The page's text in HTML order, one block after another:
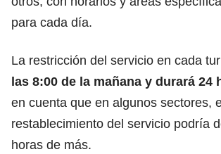
para cada día.
La restricción del servicio en cada
las 8:00 de la mañana y durará 24
en cuenta que en algunos sectores,
restablecimiento del servicio podría
horas de más.